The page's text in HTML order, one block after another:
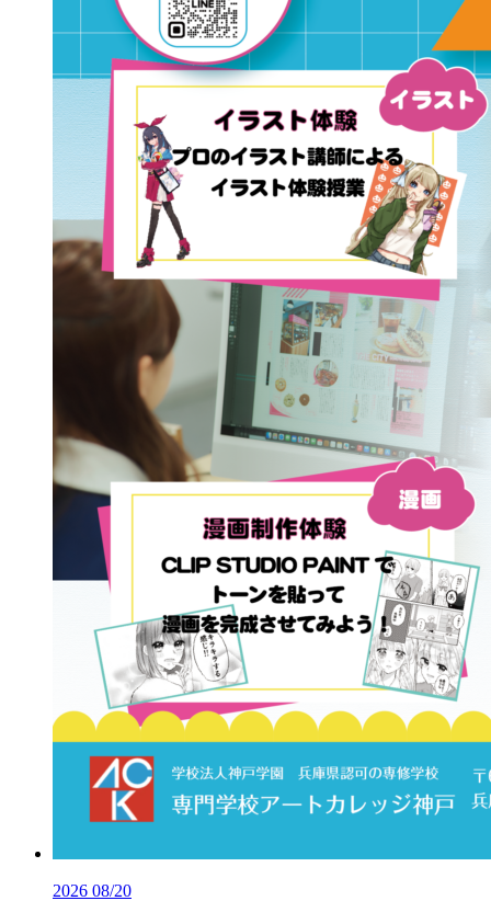
2026 08/20